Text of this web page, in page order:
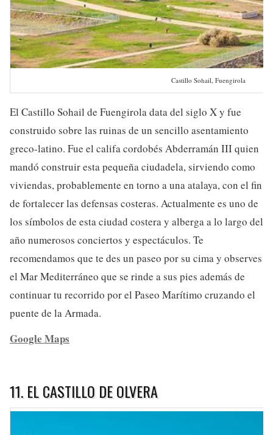
Castillo Sohail, Fuengirola
El Castillo Sohail de Fuengirola data del siglo X y fue
construido sobre las ruinas de un sencillo asentamiento
greco-latino. Fue el califa cordobés Abderramán III quien
mandó construir esta pequeña ciudadela, sirviendo como
viviendas, probablemente en torno a una atalaya, con el fin
de fortalecer las defensas costeras. Actualmente es uno de
los símbolos de esta ciudad costera y alberga a lo largo del
año numerosos conciertos y espectáculos. Te
recomendamos que te des un paseo por su cima y observes
el Mar Mediterráneo que se rinde a sus pies además de
continuar tu recorrido por el Paseo Marítimo cruzando el
puente de la Armada.
Google Maps
11. EL CASTILLO DE OLVERA